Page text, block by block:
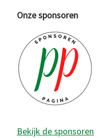
Onze sponsoren
Bekijk de sponsoren